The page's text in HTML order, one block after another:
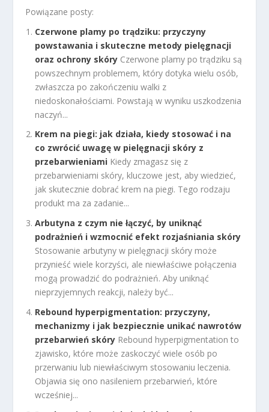
Powiązane posty:
Czerwone plamy po trądziku: przyczyny
powstawania i skuteczne metody pielęgnacji
oraz ochrony skóry Czerwone plamy po trądziku są
powszechnym problemem, który dotyka wielu osób,
zwłaszcza po zakończeniu walki z
niedoskonałościami. Powstają w wyniku uszkodzenia
naczyń...
Krem na piegi: jak działa, kiedy stosować i na
co zwrócić uwagę w pielęgnacji skóry z
przebarwieniami Kiedy zmagasz się z
przebarwieniami skóry, kluczowe jest, aby wiedzieć,
jak skutecznie dobrać krem na piegi. Tego rodzaju
produkt ma za zadanie...
Arbutyna z czym nie łączyć, by uniknąć
podrażnień i wzmocnić efekt rozjaśniania skóry
Stosowanie arbutyny w pielęgnacji skóry może
przynieść wiele korzyści, ale niewłaściwe połączenia
mogą prowadzić do podrażnień. Aby uniknąć
nieprzyjemnych reakcji, należy być...
Rebound hyperpigmentation: przyczyny,
mechanizmy i jak bezpiecznie unikać nawrotów
przebarwień skóry Rebound hyperpigmentation to
zjawisko, które może zaskoczyć wiele osób po
przerwaniu lub niewłaściwym stosowaniu leczenia.
Objawia się ono nasileniem przebarwień, które
wcześniej...